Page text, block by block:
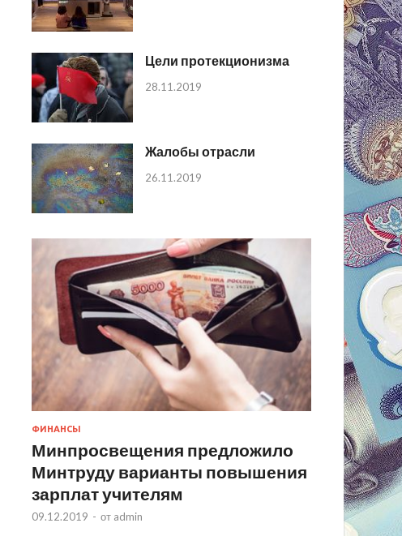
Цели протекционизма
28.11.2019
Жалобы отрасли
26.11.2019
ФИНАНСЫ
Минпросвещения предложило
Минтруду варианты повышения
зарплат учителям
09.12.2019 - от admin